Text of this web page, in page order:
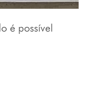
é possível